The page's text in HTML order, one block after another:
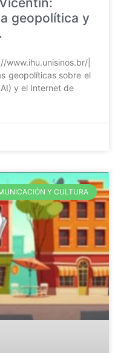
geopolítica y
|
geopolíticas sobre el
y el Internet de
Y CULTURA